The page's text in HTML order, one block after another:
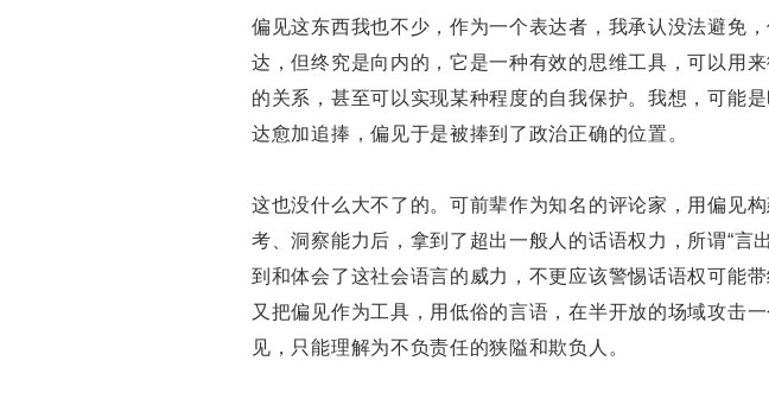
偏见这东西我也不少，作为一个表达者，我承认没法避免
达，但终究是向内的，它是一种有效的思维工具，可以用
的关系，甚至可以实现某种程度的自我保护。我想，可能
达愈加追捧，偏见于是被捧到了政治正确的位置。
这也没什么大不了的。可前辈作为知名的评论家，用偏见
考、洞察能力后，拿到了超出一般人的话语权力，所谓“言
到和体会了这社会语言的威力，不更应该警惕话语权可能
又把偏见作为工具，用低俗的言语，在半开放的场域攻击
见，只能理解为不负责任的狭隘和欺负人。